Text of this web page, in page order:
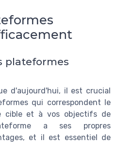
plateformes
d'aujourd'hui, il est crucial
qui correspondent le
cible et à vos objectifs de
a ses propres
et il est essentiel de